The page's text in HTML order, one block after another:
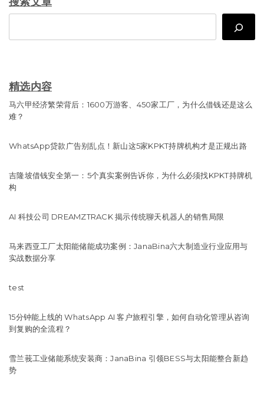
精选内容
马六甲经济繁荣背后：1600万游客、450家工厂，为什么借钱还是这么
难？
WhatsApp贷款广告别乱点！新山这5家KPKT持牌机构才是正规出路
吉隆坡借钱安全第一：5个真实案例告诉你，为什么必须找KPKT持牌机
构
AI 科技公司 DREAMZTRACK 揭示传统聊天机器人的销售局限
马来西亚工厂太阳能储能成功案例：JanaBina六大制造业行业应用与
实战数据分享
test
15分钟能上线的 WhatsApp AI 客户旅程引擎，如何自动化管理从咨询
到复购的全流程？
雪兰莪工业储能系统安装商：JanaBina 引领BESS与太阳能整合新趋
势